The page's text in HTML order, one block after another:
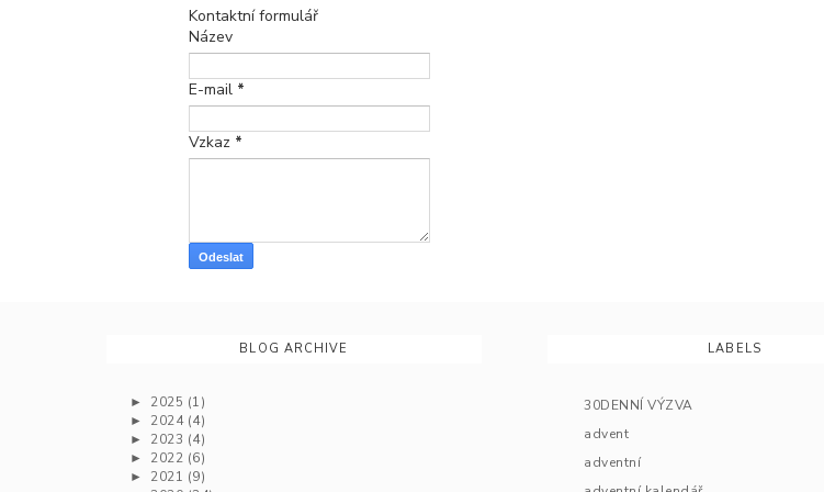
Kontaktní formulář
Název
E-mail *
Vzkaz *
BLOG ARCHIVE
► 2025 (1)
► 2024 (4)
► 2023 (4)
► 2022 (6)
► 2021 (9)
LABELS
30DENNÍ VÝZVA
advent
adventní